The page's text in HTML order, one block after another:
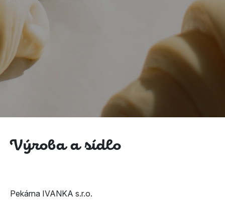
Výroba a sídlo
Pekárna IVANKA s.r.o.